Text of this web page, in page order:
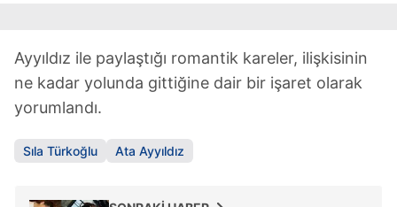
Ayyıldız ile paylaştığı romantik kareler, ilişkisinin
ne kadar yolunda gittiğine dair bir işaret olarak
yorumlandı.
Sıla Türkoğlu Ata Ayyıldız